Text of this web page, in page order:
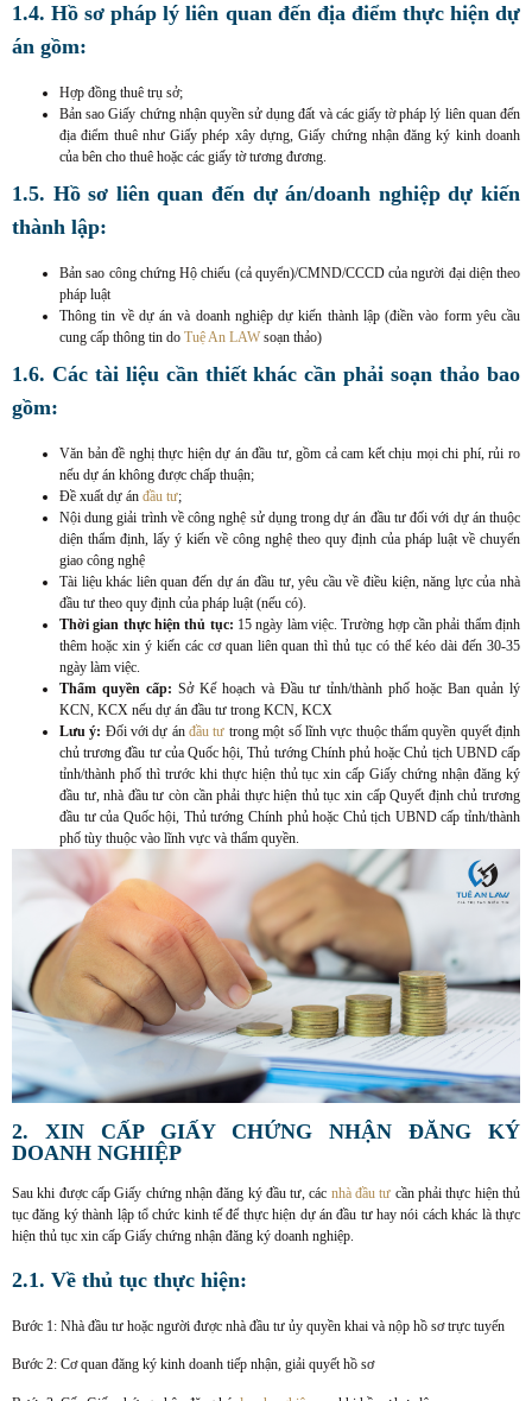
1.4. Hồ sơ pháp lý liên quan đến địa điểm thực hiện dự
án gồm:
Hợp đồng thuê trụ sở;
Bản sao Giấy chứng nhận quyền sử dụng đất và các giấy tờ pháp lý liên quan đến
địa điểm thuê như Giấy phép xây dựng, Giấy chứng nhận đăng ký kinh doanh
của bên cho thuê hoặc các giấy tờ tương đương.
1.5. Hồ sơ liên quan đến dự án/doanh nghiệp dự kiến
thành lập:
Bản sao công chứng Hộ chiếu (cả quyển)/CMND/CCCD của người đại diện theo
pháp luật
Thông tin về dự án và doanh nghiệp dự kiến thành lập (điền vào form yêu cầu
cung cấp thông tin do Tuệ An LAW soạn thảo)
1.6. Các tài liệu cần thiết khác cần phải soạn thảo bao
gồm:
Văn bản đề nghị thực hiện dự án đầu tư, gồm cả cam kết chịu mọi chi phí, rủi ro
nếu dự án không được chấp thuận;
Đề xuất dự án đầu tư;
Nội dung giải trình về công nghệ sử dụng trong dự án đầu tư đối với dự án thuộc
diện thẩm định, lấy ý kiến về công nghệ theo quy định của pháp luật về chuyển
giao công nghệ
Tài liệu khác liên quan đến dự án đầu tư, yêu cầu về điều kiện, năng lực của nhà
đầu tư theo quy định của pháp luật (nếu có).
Thời gian thực hiện thủ tục: 15 ngày làm việc. Trường hợp cần phải thẩm định
thêm hoặc xin ý kiến các cơ quan liên quan thì thủ tục có thể kéo dài đến 30-35
ngày làm việc.
Thẩm quyền cấp: Sở Kế hoạch và Đầu tư tỉnh/thành phố hoặc Ban quản lý
KCN, KCX nếu dự án đầu tư trong KCN, KCX
Lưu ý: Đối với dự ánđầu tư trong một số lĩnh vực thuộc thẩm quyền quyết định
chủ trương đầu tư của Quốc hội, Thủ tướng Chính phủ hoặc Chủ tịch UBND cấp
tỉnh/thành phố thì trước khi thực hiện thủ tục xin cấp Giấy chứng nhận đăng ký
đầu tư, nhà đầu tư còn cần phải thực hiện thủ tục xin cấp Quyết định chủ trương
đầu tư của Quốc hội, Thủ tướng Chính phủ hoặc Chủ tịch UBND cấp tỉnh/thành
phố tùy thuộc vào lĩnh vực và thẩm quyền.
2. XIN CẤP GIẤY CHỨNG NHẬN ĐĂNG KÝ
DOANH NGHIỆP
Sau khi được cấp Giấy chứng nhận đăng ký đầu tư, các nhà đầu tư cần phải thực hiện thủ
tục đăng ký thành lập tổ chức kinh tế để thực hiện dự án đầu tư hay nói cách khác là thực
hiện thủ tục xin cấp Giấy chứng nhận đăng ký doanh nghiệp.
2.1. Về thủ tục thực hiện:
Bước 1: Nhà đầu tư hoặc người được nhà đầu tư ủy quyền khai và nộp hồ sơ trực tuyến
Bước 2: Cơ quan đăng ký kinh doanh tiếp nhận, giải quyết hồ sơ